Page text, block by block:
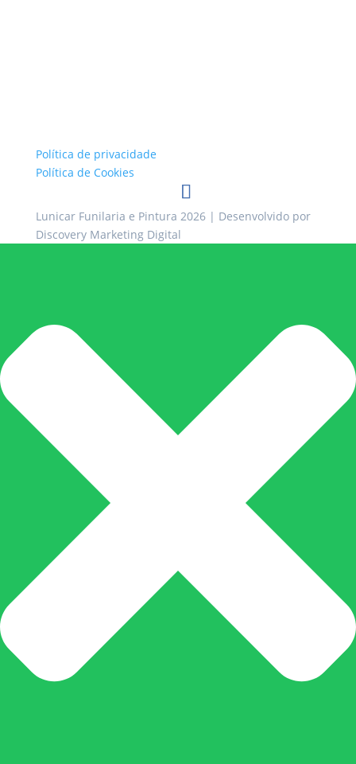
Política de privacidade
Política de Cookies
Lunicar Funilaria e Pintura 2026| Desenvolvido por
Discovery Marketing Digital